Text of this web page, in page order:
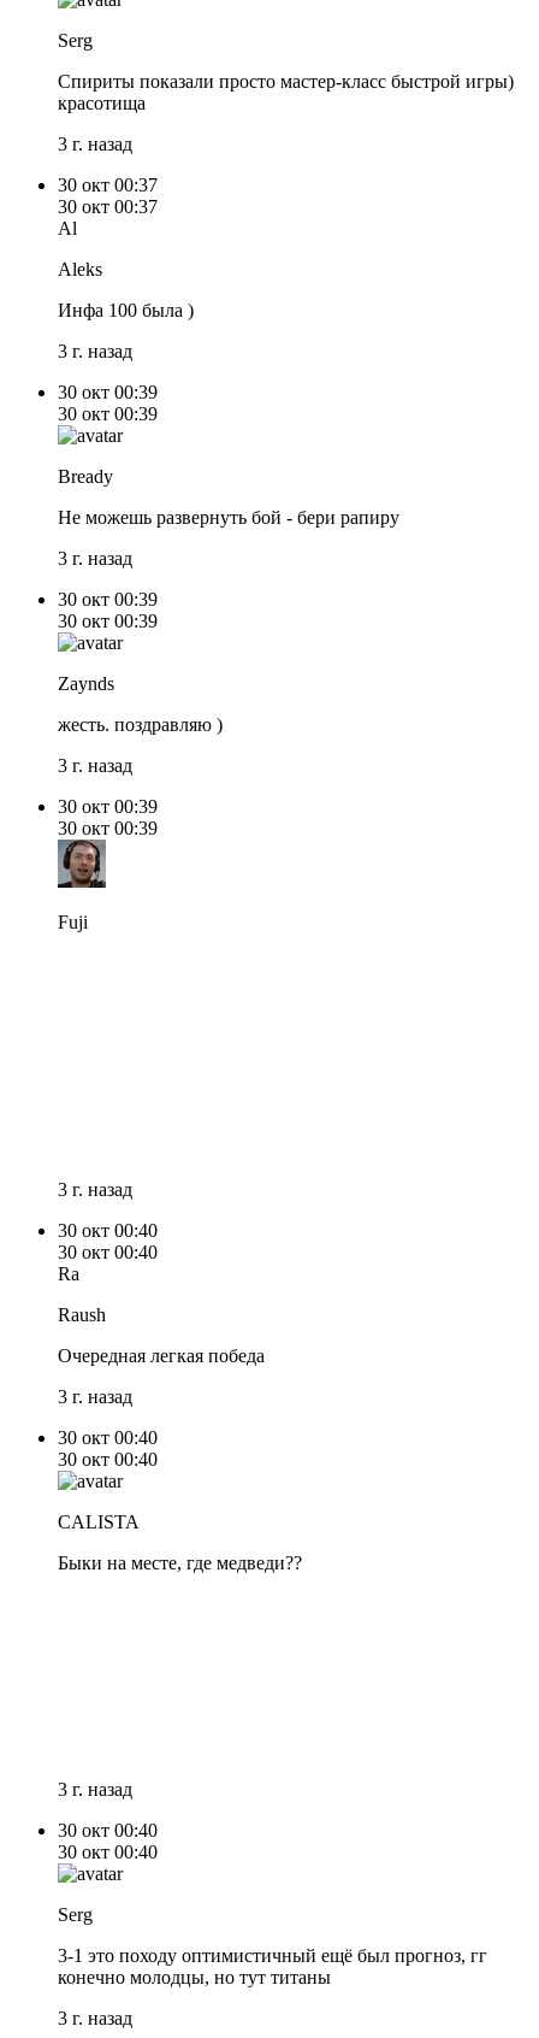
Serg
Спириты показали просто мастер-класс быстрой игры)
красотища
3 г. назад
30 окт 00:37
30 окт 00:37
Al
Aleks
Инфа 100 была )
3 г. назад
30 окт 00:39
30 окт 00:39
Bready
Не можешь развернуть бой - бери рапиру
3 г. назад
30 окт 00:39
30 окт 00:39
Zaynds
жесть. поздравляю )
3 г. назад
30 окт 00:39
30 окт 00:39
Fuji
3 г. назад
30 окт 00:40
30 окт 00:40
Ra
Raush
Очередная легкая победа
3 г. назад
30 окт 00:40
30 окт 00:40
CALISTA
Быки на месте, где медведи??
3 г. назад
30 окт 00:40
30 окт 00:40
Serg
3-1 это походу оптимистичный ещё был прогноз, гг
конечно молодцы, но тут титаны
3 г. назад